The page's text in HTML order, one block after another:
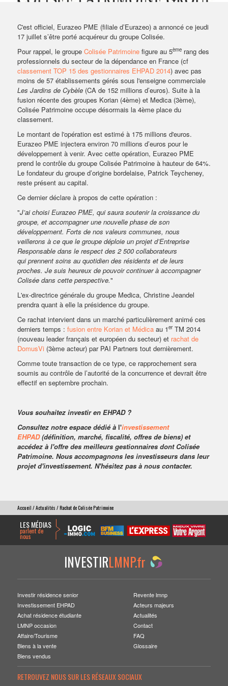
VENDRE SON BIEN
C'est officiel, Eurazeo PME (filiale d’Eurazeo) a annoncé ce jeudi
17 juillet s’être porté acquéreur du groupe Colisée.
Pour rappel, le groupe Colisée Patrimoinefigure au 5èmerang des
professionnels du secteur de la dépendance en France (cf
classement TOP 15 des gestionnaires EHPAD 2014) avec pas
moins de 57 établissements gérés sous l'enseigne commerciale
Les Jardins de Cybèle (CA de 152 millions d’euros). Suite à la
fusion récente des groupes Korian (4ème) et Medica (3ème),
Colisée Patrimoine occupe désormais la 4ème place du
classement.
Le montant de l'opération est estimé à 175 millions d'euros.
Eurazeo PME injectera environ 70 millions d’euros pour le
développement à venir. Avec cette opération, Eurazeo PME
prend le contrôle du groupe Colisée Patrimoine à hauteur de 64%.
Le fondateur du groupe d’origine bordelaise, Patrick Teycheney,
reste présent au capital.
Ce dernier déclare à propos de cette opération :
"J’ai choisi Eurazeo PME, qui saura soutenir la croissance du
groupe, et accompagner une nouvelle phase de son
développement. Forts de nos valeurs communes, nous
veillerons à ce que le groupe déploie un projet d’Entreprise
Responsable dans le respect des 2 500 collaborateurs
quiprennent soins au quotidien des résidents et de leurs
proches. Je suis heureux de pouvoir continuer à accompagner
Colisée dans cette perspective."
L'ex-directrice générale du groupe Medica, Christine Jeandel
prendra quant à elle la présidence du groupe.
Ce rachat intervient dans un marché particulièrement animé ces
derniers temps : fusion entre Korian et Médicaau 1erTM 2014
(nouveau leader français et européen du secteur) et rachat de
DomusVi (3ème acteur) par PAI Partners tout dernièrement.
Comme toute transaction de ce type, ce rapprochement sera
soumis au contrôle de l’autorité de la concurrence et devrait être
effectif en septembre prochain.
Vous souhaitez investir en EHPAD ?
Consultez notre espace dédié àl'investissement
EHPAD (définition, marché, fiscalité, offres de biens) et
accédez à l'offre des meilleurs gestionnaires dont Colisée
Patrimoine. Nous accompagnons les investisseurs dans leur
projet d'investissement. N'hésitez pas à nous contacter.
Accueil /Actualités / Rachat de Colisée Patrimoine
LES MÉDIAS
parlent de
nous
INVESTIRLMNP.fr
Investir résidence senior
Investissement EHPAD
Achat résidence étudiante
LMNP occasion
Affaire/Tourisme
Biens à la vente
Biens vendus
Revente lmnp
Acteurs majeurs
Actualités
Contact
FAQ
Glossaire
RETROUVEZ NOUS SUR LES RÉSEAUX SOCIAUX